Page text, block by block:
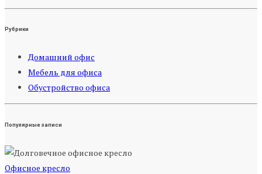
Рубрики
Домашний офис
Мебель для офиса
Обустройство офиса
Популярные записи
Офисное кресло